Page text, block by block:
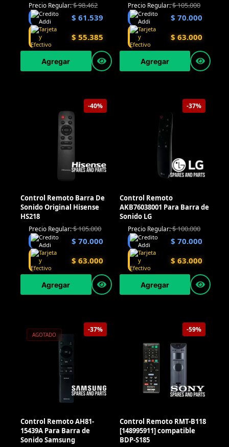
Precio Regular:$98.462
$ 61.539
$ 55.385
Agregar
Precio Regular:$105.000
$ 70.000
$ 63.000
Agregar
-40%
Control Remoto Barra De
Sonido Original Hisense
HS218
Precio Regular:$105.000
$ 70.000
$ 63.000
Agregar
-37%
Control Remoto
AKB76038001 Para Barra de
Sonido LG
Precio Regular:$100.000
$ 70.000
$ 63.000
Agregar
-37%
AGOTADO
Control Remoto AH81-
15439A Para Barra de
Sonido Samsung
-59%
Control Remoto RMT-B118
[148995911] compatible
BDP-S185